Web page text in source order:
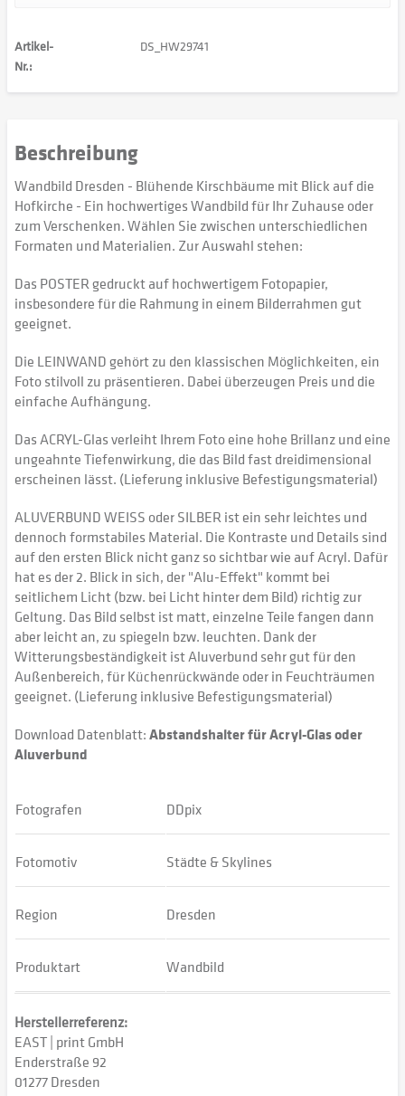
Artikel-
Nr.:
DS_HW29741
Beschreibung
Wandbild Dresden - Blühende Kirschbäume mit Blick auf die
Hofkirche - Ein hochwertiges Wandbild für Ihr Zuhause oder
zum Verschenken. Wählen Sie zwischen unterschiedlichen
Formaten und Materialien. Zur Auswahl stehen:
Das POSTER gedruckt auf hochwertigem Fotopapier,
insbesondere für die Rahmung in einem Bilderrahmen gut
geeignet.
Die LEINWAND gehört zu den klassischen Möglichkeiten, ein
Foto stilvoll zu präsentieren. Dabei überzeugen Preis und die
einfache Aufhängung.
Das ACRYL-Glas verleiht Ihrem Foto eine hohe Brillanz und eine
ungeahnte Tiefenwirkung, die das Bild fast dreidimensional
erscheinen lässt. (Lieferung inklusive Befestigungsmaterial)
ALUVERBUND WEISS oder SILBER ist ein sehr leichtes und
dennoch formstabiles Material. Die Kontraste und Details sind
auf den ersten Blick nicht ganz so sichtbar wie auf Acryl. Dafür
hat es der 2. Blick in sich, der "Alu-Effekt" kommt bei
seitlichem Licht (bzw. bei Licht hinter dem Bild) richtig zur
Geltung. Das Bild selbst ist matt, einzelne Teile fangen dann
aber leicht an, zu spiegeln bzw. leuchten. Dank der
Witterungsbeständigkeit ist Aluverbund sehr gut für den
Außenbereich, für Küchenrückwände oder in Feuchträumen
geeignet. (Lieferung inklusive Befestigungsmaterial)
Download Datenblatt:Abstandshalter für Acryl-Glas oder
Aluverbund
Fotografen DDpix
Fotomotiv Städte & Skylines
Region Dresden
Produktart Wandbild
Herstellerreferenz:
EAST | print GmbH
Enderstraße 92
01277 Dresden